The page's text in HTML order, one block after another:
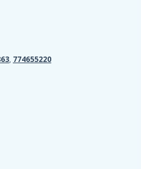
, 774655220